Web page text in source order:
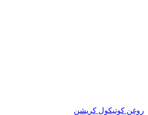
روغن کوتیکول کریشن